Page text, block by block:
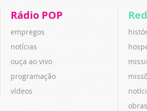
Rádio POP
empregos
notícias
ouça ao vivo
programação
vídeos